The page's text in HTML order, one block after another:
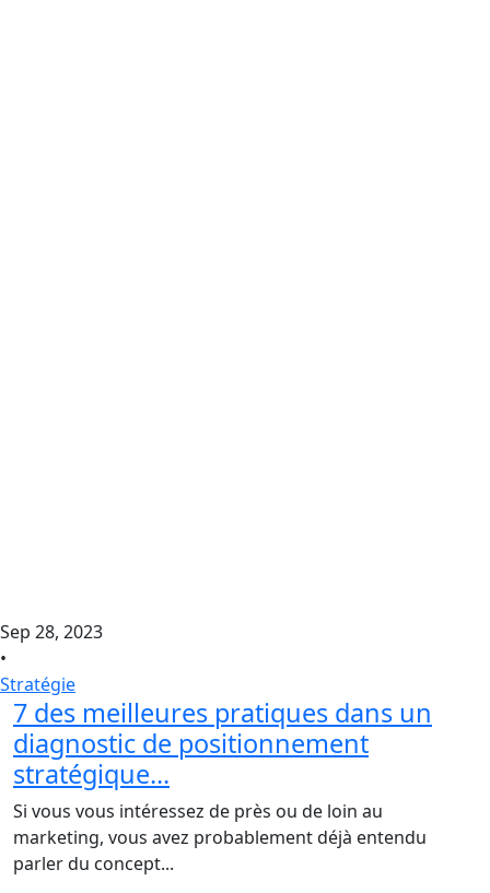
Sep 28, 2023
•
Stratégie
7 des meilleures pratiques dans un
diagnostic de positionnement
stratégique...
Si vous vous intéressez de près ou de loin au
marketing, vous avez probablement déjà entendu
parler du concept...